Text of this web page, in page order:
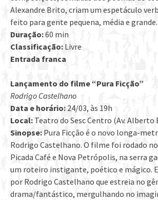
Alexandre Brito, criam um espetáculo
feito para gente pequena, média e grande.
Duração:60 min
Classificação: Livre
Entrada franca
Lançamento do filme “Pura Ficção”
Rodrigo Castelhano
Data e horário: 24/03, às 19h
Local: Teatro do Sesc Centro (Av. Alberto
Sinopse: Pura Ficção é o novo longa-
Rodrigo Castelhano. O filme foi rodado
Picada Café e Nova Petrópolis, na serra
um roteiro instigante, poético e mágico.
por Rodrigo Castelhano que estreia no
drama/fantástico, mergulhando no